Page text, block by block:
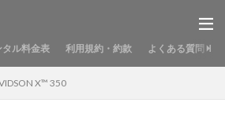
タル料金表 利用規約・約款 よくある質問
X™ 350